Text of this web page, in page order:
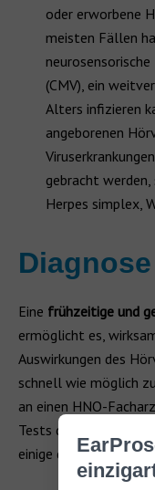
oder erworbene
meisten Fällen
(CMV), ein
Alters infizieren
angeborenen
gebracht werden,
Herpes simplex,
Diagnose
Eine frühzeitige und
ermöglicht es,
Auswirkungen des
schnell wie möglich
an einen HNO-
Tests durchführen
einige der oben